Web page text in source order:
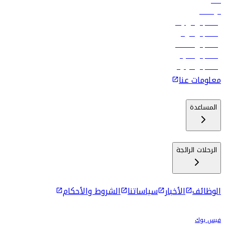
الوظائف
رحلات إلى تبيليسي
رحلات إلى الرياض
رحلات إلى مسقط
رحلات إلى ماليه
رحلات إلى كولومبو
معلومات عنا
المساعدة
الرحلات الرائجة
الوظائف الأخبار سياساتنا الشروط والأحكام
فيس بوك